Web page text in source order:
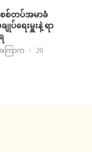
စ်တပ်အမာခံ
ရေးမှူးနဲ့ ရာ
ကြာက
20